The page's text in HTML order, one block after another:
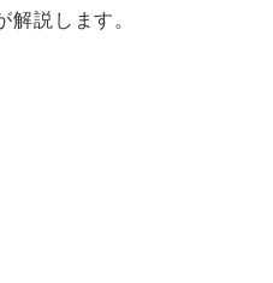
説します。